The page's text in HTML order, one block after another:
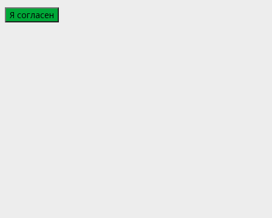
Я согласен